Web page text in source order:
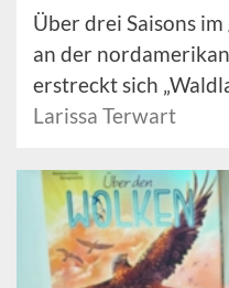
Über drei Saisons
an der
erstreckt sich
Larissa Terwart